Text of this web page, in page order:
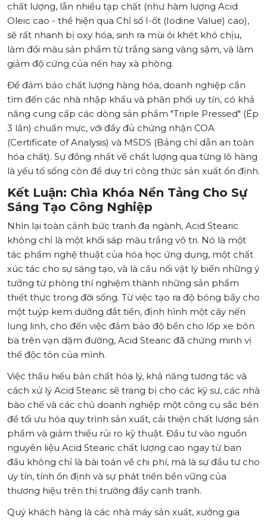
chất lượng, lẫn nhiều tạp chất (như hàm lượng Acid
Oleic cao - thể hiện qua Chỉ số I-ốt (Iodine Value) cao),
sẽ rất nhanh bị oxy hóa, sinh ra mùi ôi khét khó chịu,
làm đổi màu sản phẩm từ trắng sang vàng sậm, và làm
giảm độ cứng của nến hay xà phòng.
Để đảm bảo chất lượng hàng hóa, doanh nghiệp cần
tìm đến các nhà nhập khẩu và phân phối uy tín, có khả
năng cung cấp các dòng sản phẩm "Triple Pressed" (Ép
3 lần) chuẩn mực, với đầy đủ chứng nhận COA
(Certificate of Analysis) và MSDS (Bảng chỉ dẫn an toàn
hóa chất). Sự đồng nhất về chất lượng qua từng lô hàng
là yếu tố sống còn để duy trì công thức sản xuất ổn định.
Kết Luận: Chìa Khóa Nền Tảng Cho Sự
Sáng Tạo Công Nghiệp
Nhìn lại toàn cảnh bức tranh đa ngành, Acid Stearic
không chỉ là một khối sáp màu trắng vô tri. Nó là một
tác phẩm nghệ thuật của hóa học ứng dụng, một chất
xúc tác cho sự sáng tạo, và là cầu nối vật lý biến những ý
tưởng từ phòng thí nghiệm thành những sản phẩm
thiết thực trong đời sống. Từ việc tạo ra độ bóng bẩy cho
một tuýp kem dưỡng đắt tiền, định hình một cây nến
lung linh, cho đến việc đảm bảo độ bền cho lốp xe bôn
ba trên vạn dặm đường, Acid Stearic đã chứng minh vị
thế độc tôn của mình.
Việc thấu hiểu bản chất hóa lý, khả năng tương tác và
cách xử lý Acid Stearic sẽ trang bị cho các kỹ sư, các nhà
bào chế và các chủ doanh nghiệp một công cụ sắc bén
để tối ưu hóa quy trình sản xuất, cải thiện chất lượng sản
phẩm và giảm thiểu rủi ro kỹ thuật. Đầu tư vào nguồn
nguyên liệu Acid Stearic chất lượng cao ngay từ ban
đầu không chỉ là bài toán về chi phí, mà là sự đầu tư cho
uy tín, tính ổn định và sự phát triển bền vững của
thương hiệu trên thị trường đầy cạnh tranh.
Quý khách hàng là các nhà máy sản xuất, xưởng gia